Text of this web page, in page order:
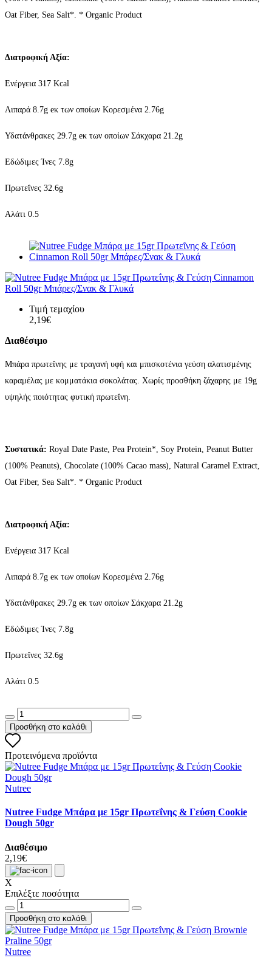
Oat Fiber, Sea Salt*. * Organic Product
Διατροφική Αξία:
Ενέργεια 317 Kcal
Λιπαρά 8.7g eκ των οποίων Κορεσμένα 2.76g
Υδατάνθρακες 29.7g eκ των οποίων Σάκχαρα 21.2g
Εδώδιμες Ίνες 7.8g
Πρωτεΐνες 32.6g
Αλάτι 0.5
Τιμή τεμαχίου
2,19€
Διαθέσιμο
Μπάρα πρωτεΐνης με τραγανή υφή και μπισκοτένια γεύση αλατισμένης
καραμέλας με κομματάκια σοκολάτας. Χωρίς προσθήκη ζάχαρης με 19g
υψηλής ποιότητας φυτική πρωτεΐνη.
Συστατικά: Royal Date Paste, Pea Protein*, Soy Protein, Peanut Butter
(100% Peanuts), Chocolate (100% Cacao mass), Natural Caramel Extract,
Oat Fiber, Sea Salt*. * Organic Product
Διατροφική Αξία:
Ενέργεια 317 Kcal
Λιπαρά 8.7g eκ των οποίων Κορεσμένα 2.76g
Υδατάνθρακες 29.7g eκ των οποίων Σάκχαρα 21.2g
Εδώδιμες Ίνες 7.8g
Πρωτεΐνες 32.6g
Αλάτι 0.5
Προσθήκη στο καλάθι
Προτεινόμενα προϊόντα
Nutree
Nutree Fudge Μπάρα με 15gr Πρωτεΐνης & Γεύση Cookie
Dough 50gr
Διαθέσιμο
2,19€
X
Επιλέξτε ποσότητα
Προσθήκη στο καλάθι
Nutree